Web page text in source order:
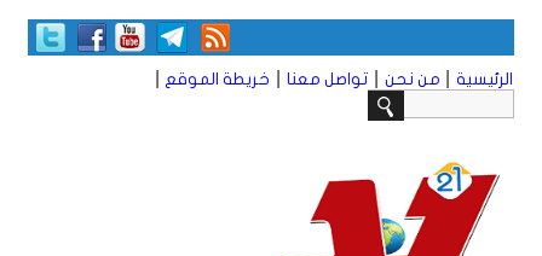
الرئيسية من نحن تواصل معنا خريطة الموقع